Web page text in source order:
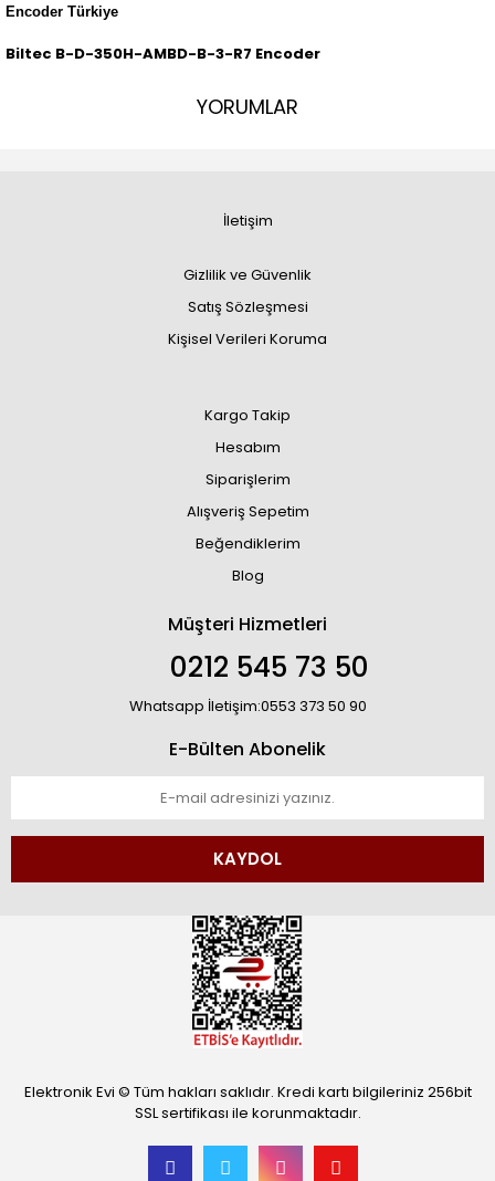
Encoder Türkiye
Biltec B-D-350H-AMBD-B-3-R7 Encoder
YORUMLAR
İletişim
Gizlilik ve Güvenlik
Satış Sözleşmesi
Kişisel Verileri Koruma
Kargo Takip
Hesabım
Siparişlerim
Alışveriş Sepetim
Beğendiklerim
Blog
Müşteri Hizmetleri
0212 545 73 50
Whatsapp İletişim:0553 373 50 90
E-Bülten Abonelik
KAYDOL
Elektronik Evi © Tüm hakları saklıdır. Kredi kartı bilgileriniz 256bit
SSL sertifikası ile korunmaktadır.